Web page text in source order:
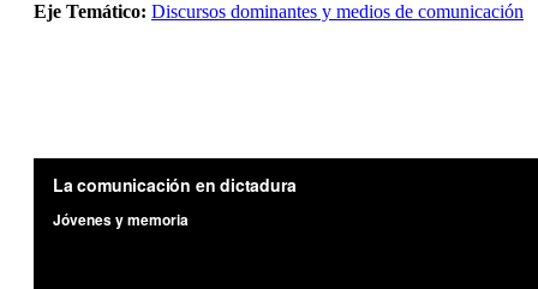
Eje Temático: Discursos dominantes y medios de comunicación